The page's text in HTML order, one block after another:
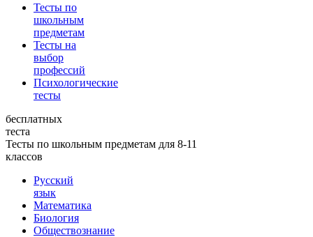
Тесты по
школьным
предметам
Тесты на
выбор
профессий
Психологические
тесты
бесплатных
теста
Тесты по школьным предметам для 8-11
классов
Русский
язык
Математика
Биология
Обществознание